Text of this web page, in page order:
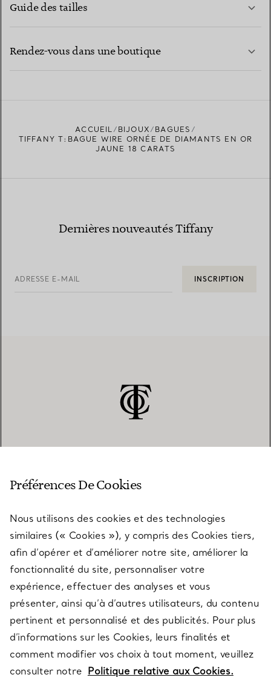
Guide des tailles
Rendez-vous dans une boutique
TROUVEZ LA BOUTIQUE LA PLUS PROCHE
ACCUEIL BIJOUX
BAGUES
TIFFANY T:BAGUE WIRE ORNÉE DE DIAMANTS EN OR
JAUNE 18 CARATS
Dernières nouveautés Tiffany
ADRESSE E-MAIL INSCRIPTION
SERVICES
À PROPOS
QUESTIONS LÉGALES
SUIVEZ-NOUS
Préférences De Cookies
Nous utilisons des cookies et des technologies
similaires (« Cookies »), y compris des Cookies tiers,
afin d’opérer et d’améliorer notre site, améliorer la
fonctionnalité du site, personnaliser votre
expérience, effectuer des analyses et vous
présenter, ainsi qu’à d’autres utilisateurs, du contenu
pertinent et personnalisé et des publicités. Pour plus
d’informations sur les Cookies, leurs finalités et
comment modifier vos choix à tout moment, veuillez
consulter notre Politique relative aux Cookies.